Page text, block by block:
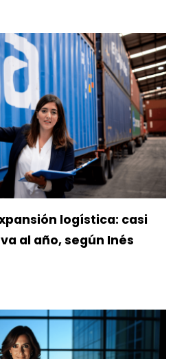
logística: casi
al año, según Inés